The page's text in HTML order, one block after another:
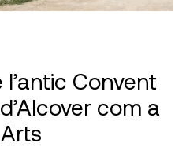
Convent
com a